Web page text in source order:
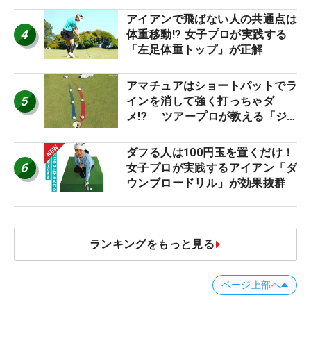
4
アイアンで飛ばない人の共通点は
体重移動!? 女子プロが実践する
「左足体重トップ」が正解
5
アマチュアはショートパットでラ
インを消して強く打っちゃダ
メ!? ツアープロが教える「ジ
減するワケ
6
ダフる人は100円玉を置くだけ！
女子プロが実践するアイアン「ダ
ウンブロードリル」が効果抜群
ランキングをもっと見る
ページ上部へ